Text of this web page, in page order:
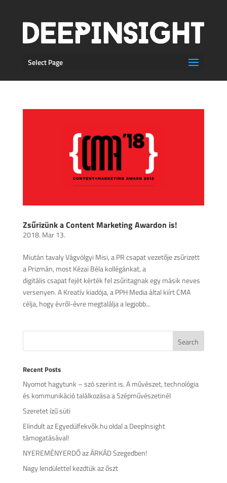
Select Page
Zsűrizünk a Content Marketing Awardon is!
2018. Mar 13.
Miután tavaly Vágvölgyi Misi, a PR csapat vezetője zsűrizett
a Prizmán, most Kézai Béla kollégánkat, a
digitális csapat fejét kérték fel zsűritagnak egy másik neves
versenyen. A Kreatív kiadója, a PPH Media által kiírt CMA
célja, hogy évről-évre megtalálja a legjobb...
Recent Posts
Nyomot hagytunk – szó szerint is. A művészet, technológia
és kommunikáció találkozása a Szépművészetinél
Szeretet ízű süti
Elindult az Egyedülfekvők.hu oldal a DeepInsight
támogatásával!
NYEREMÉNYERDŐ az ÁRKÁD Szegedben!
Nagy lendülettel kezdtük az őszt